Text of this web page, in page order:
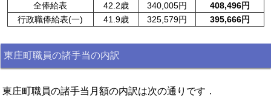
全俸給表
42.2歳 340,005円
408,496円
行政職俸給表(一)
41.9歳 325,579円 395,666円
東庄町職員の諸手当の内訳
東庄町職員の諸手当月額の内訳は次の通りです．